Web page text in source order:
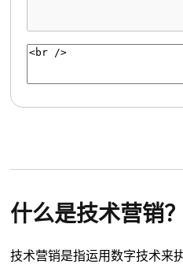
什么是技术营销？
技术营销是指运用数字技术来